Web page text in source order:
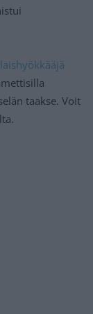
taakse. Voit